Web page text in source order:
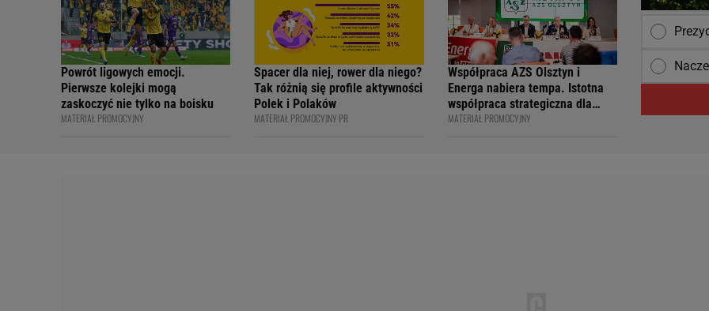
Powrót ligowych emocji.
Pierwsze kolejki mogą
zaskoczyć nie tylko na boisku
MATERIAŁ PROMOCYJNY
Spacer dla niej, rower dla niego?
Tak różnią się profile aktywności
Polek i Polaków
MATERIAŁ PROMOCYJNY PR
Współpraca AZS Olsztyn i
Energa nabiera tempa. Istotna
współpraca strategiczna dla
siatkarskiego klubu i marki
MATERIAŁ PROMOCYJNY